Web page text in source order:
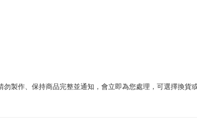
製作、保持商品完整並通知，會立即為您處理，可選擇換貨